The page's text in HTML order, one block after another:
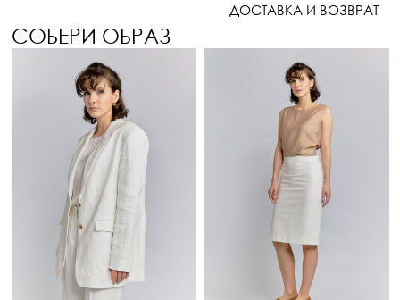
ДОСТАВКА И ВОЗВРАТ
СОБЕРИ ОБРАЗ